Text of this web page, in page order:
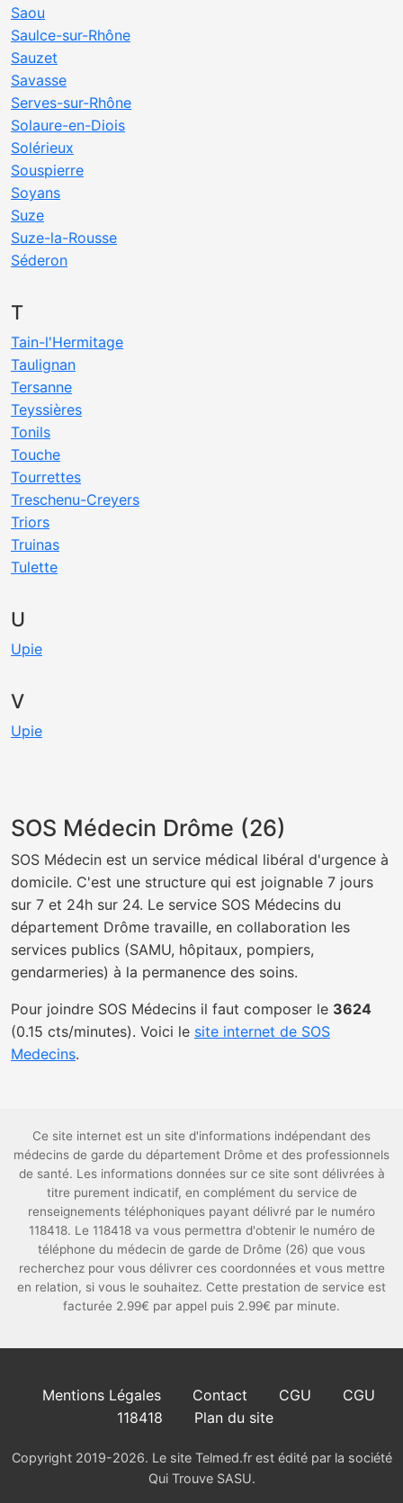
Saou
Saulce-sur-Rhône
Sauzet
Savasse
Serves-sur-Rhône
Solaure-en-Diois
Solérieux
Souspierre
Soyans
Suze
Suze-la-Rousse
Séderon
T
Tain-l'Hermitage
Taulignan
Tersanne
Teyssières
Tonils
Touche
Tourrettes
Treschenu-Creyers
Triors
Truinas
Tulette
U
Upie
V
Upie
SOS Médecin Drôme (26)
SOS Médecin est un service médical libéral d'urgence à
domicile. C'est une structure qui est joignable 7 jours
sur 7 et 24h sur 24. Le service SOS Médecins du
département Drôme travaille, en collaboration les
services publics (SAMU, hôpitaux, pompiers,
gendarmeries) à la permanence des soins.
Pour joindre SOS Médecins il faut composer le 3624
(0.15 cts/minutes). Voici le site internet de SOS
Medecins.
Ce site internet est un site d'informations indépendant des
médecins de garde du département Drôme et des professionnels
de santé. Les informations données sur ce site sont délivrées à
titre purement indicatif, en complément du service de
renseignements téléphoniques payant délivré par le numéro
118418. Le 118418 va vous permettra d'obtenir le numéro de
téléphone du médecin de garde de Drôme (26) que vous
recherchez pour vous délivrer ces coordonnées et vous mettre
en relation, si vous le souhaitez. Cette prestation de service est
facturée 2.99€ par appel puis 2.99€ par minute.
Mentions Légales Contact CGU
CGU
118418
Plan du site
Copyright 2019-2026. Le site Telmed.fr est édité par la société
Qui Trouve SASU.